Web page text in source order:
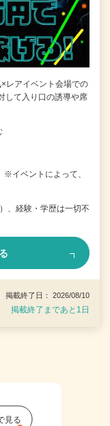
レアイベント会場での
して入り口の誘導や席
イベントによって、
、経験・学歴は一切不
載終了日： 2026/08/10
掲載終了まであと1日